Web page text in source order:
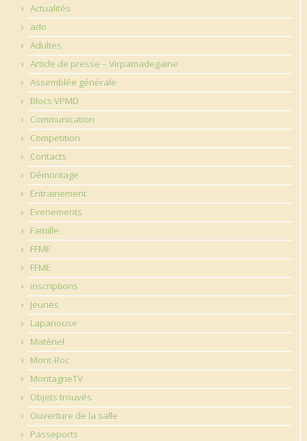
Actualités
ado
Adultes
Article de presse – Virpamadegaine
Assemblée générale
Blocs VPMD
Communication
Competition
Contacts
Démontage
Entrainement
Evenements
Famille
FFME
FFME
inscriptions
Jeunes
Lapanouse
Matériel
Mont-Roc
MontagneTV
Objets trouvés
Ouverture de la salle
Passeports